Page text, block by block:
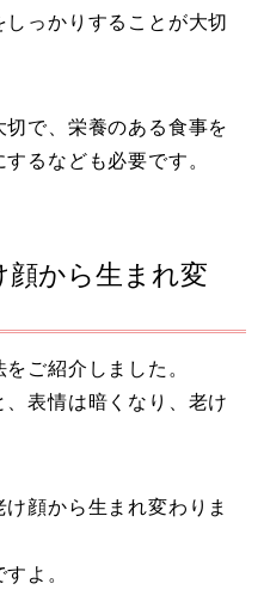
っかりすることが大切
で、栄養のある食事を
るなども必要です。
顔から生まれ変
ご紹介しました。
表情は暗くなり、老け
顔から生まれ変わりま
よ。